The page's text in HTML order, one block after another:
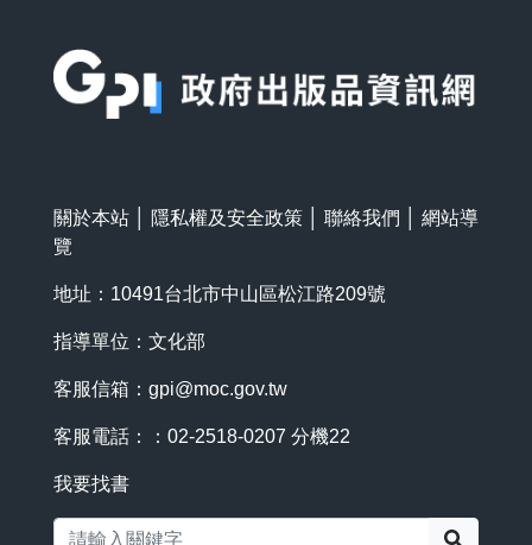
關於本站 隱私權及安全政策 聯絡我們
網站導
覽
地址：10491台北市中山區松江路209號
指導單位：文化部
客服信箱： gpi@moc.gov.tw
客服電話：：02-2518-0207 分機22
我要找書